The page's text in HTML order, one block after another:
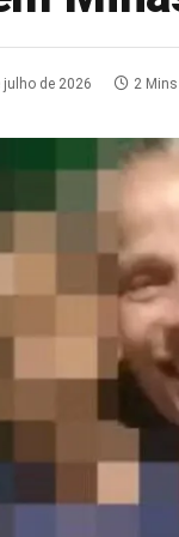
julho de 2026 2